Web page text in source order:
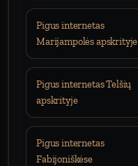
Pigus internetas
Marijampolės apskrityje
Pigus internetas Telšių
apskrityje
Pigus internetas
Fabijoniškėse